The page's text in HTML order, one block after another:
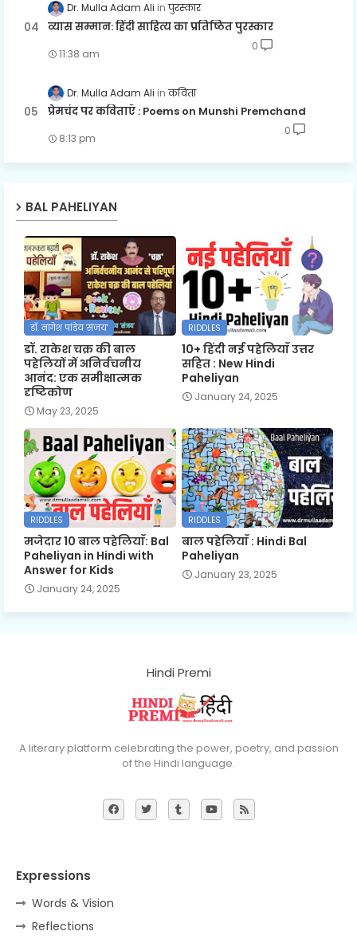
Dr. Mulla Adam Ali पुरस्कार
व्यास सम्मान: हिंदी साहित्य का प्रतिष्ठित पुरस्कार
11:38 am
0
Dr. Mulla Adam Ali कविता
प्रेमचंद पर कविताएँ : Poems on Munshi Premchand
8:13 pm
0
BAL PAHELIYAN
डॉ. नागेश पांडेय 'संजय'
डॉ. राकेश चक्र की बाल
पहेलियों में अनिर्वचनीय
आनंद: एक समीक्षात्मक
दृष्टिकोण
May 23, 2025
RIDDLES
10+ हिंदी नई पहेलियाँ उत्तर
सहित : New Hindi
Paheliyan
January 24, 2025
RIDDLES
मजेदार 10 बाल पहेलियाँ: Bal
Paheliyan in Hindi with
Answer for Kids
January 24, 2025
RIDDLES
बाल पहेलियाँ : Hindi Bal
Paheliyan
January 23, 2025
Hindi Premi
A literary platform celebrating the power, poetry, and passion
of the Hindi language.
Expressions
Words & Vision
Reflections